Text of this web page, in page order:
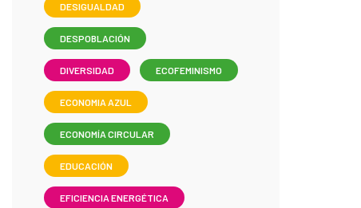
DESIGUALDAD
DESPOBLACIÓN
DIVERSIDAD ECOFEMINISMO
ECONOMIA AZUL
ECONOMÍA CIRCULAR
EDUCACIÓN
EFICIENCIA ENERGÉTICA